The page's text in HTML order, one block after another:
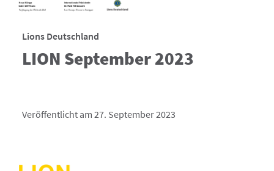
Lions Deutschland
LION September 2023
Veröffentlicht am 27. September 2023